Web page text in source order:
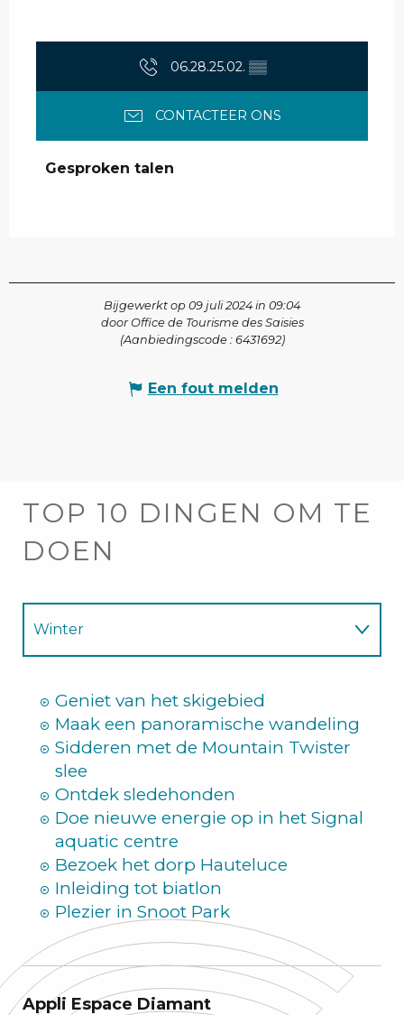
06.28.25.02. ▒▒
CONTACTEER ONS
Gesproken talen
Gesproken talen
Bijgewerkt op 09 juli 2024 in 09:04
door Office de Tourisme des Saisies
(Aanbiedingscode : 6431692)
Een fout melden
TOP 10 DINGEN OM TE
DOEN
Winter
Geniet van het skigebied
Maak een panoramische wandeling
Sidderen met de Mountain Twister
slee
Ontdek sledehonden
Doe nieuwe energie op in het Signal
aquatic centre
Bezoek het dorp Hauteluce
Inleiding tot biatlon
Plezier in Snoot Park
Appli Espace Diamant